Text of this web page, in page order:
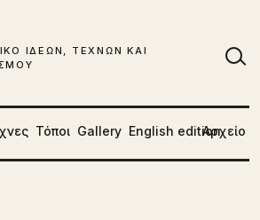
ΙΔΕΩΝ, ΤΕΧΝΩΝ ΚΑΙ
Τόποι Gallery English editionΑρχείο